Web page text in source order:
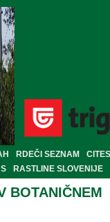
RDEČI SEZNAM
CITES
RASTLINE SLOVENIJE
BOTANIČNEM